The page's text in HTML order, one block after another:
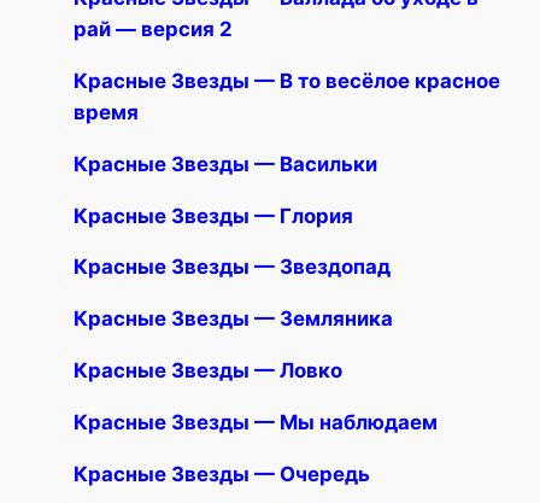
рай — версия 2
Красные Звезды — В то весёлое красное
время
Красные Звезды — Васильки
Красные Звезды — Глория
Красные Звезды — Звездопад
Красные Звезды — Земляника
Красные Звезды — Ловко
Красные Звезды — Мы наблюдаем
Красные Звезды — Очередь